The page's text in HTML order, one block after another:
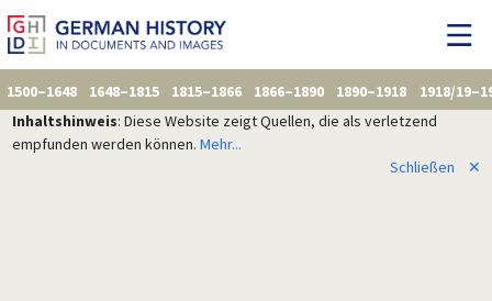
1500–1648 1648–1815 1815–1866 1866–1890 1890–1918
1918/
Inhaltshinweis: Diese Website zeigt Quellen, die als verletzend
empfunden werden können. Mehr...
Schließen
✕